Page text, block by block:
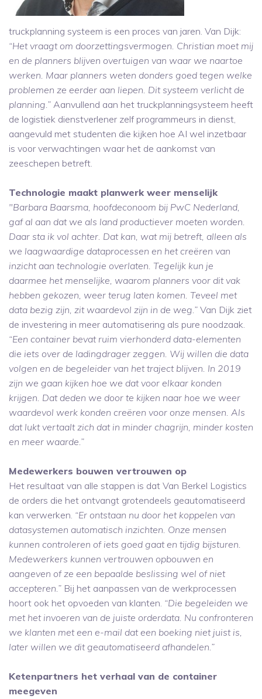
truckplanning systeem is een proces van jaren. Van Dijk:
“Het vraagt om doorzettingsvermogen. Christian moet mij
en de planners blijven overtuigen van waar we naartoe
werken. Maar planners weten donders goed tegen welke
problemen ze eerder aan liepen. Dit systeem verlicht de
planning.” Aanvullend aan het truckplanningsysteem heeft
de logistiek dienstverlener zelf programmeurs in dienst,
aangevuld met studenten die kijken hoe AI wel inzetbaar
is voor verwachtingen waar het de aankomst van
zeeschepen betreft.
Technologie maakt planwerk weer menselijk
"Barbara Baarsma, hoofdeconoom bij PwC Nederland,
gaf al aan dat we als land productiever moeten worden.
Daar sta ik vol achter. Dat kan, wat mij betreft, alleen als
we laagwaardige dataprocessen en het creëren van
inzicht aan technologie overlaten. Tegelijk kun je
daarmee het menselijke, waarom planners voor dit vak
hebben gekozen, weer terug laten komen. Teveel met
data bezig zijn, zit waardevol zijn in de weg.” Van Dijk ziet
de investering in meer automatisering als pure noodzaak.
“Een container bevat ruim vierhonderd data-elementen
die iets over de ladingdrager zeggen. Wij willen die data
volgen en de begeleider van het traject blijven. In 2019
zijn we gaan kijken hoe we dat voor elkaar konden
krijgen. Dat deden we door te kijken naar hoe we weer
waardevol werk konden creëren voor onze mensen. Als
dat lukt vertaalt zich dat in minder chagrijn, minder kosten
en meer waarde.”
Medewerkers bouwen vertrouwen op
Het resultaat van alle stappen is dat Van Berkel Logistics
de orders die het ontvangt grotendeels geautomatiseerd
kan verwerken. “Er ontstaan nu door het koppelen van
datasystemen automatisch inzichten. Onze mensen
kunnen controleren of iets goed gaat en tijdig bijsturen.
Medewerkers kunnen vertrouwen opbouwen en
aangeven of ze een bepaalde beslissing wel of niet
accepteren.” Bij het aanpassen van de werkprocessen
hoort ook het opvoeden van klanten. “Die begeleiden we
met het invoeren van de juiste orderdata. Nu confronteren
we klanten met een e-mail dat een boeking niet juist is,
later willen we dit geautomatiseerd afhandelen.”
Ketenpartners het verhaal van de container
meegeven